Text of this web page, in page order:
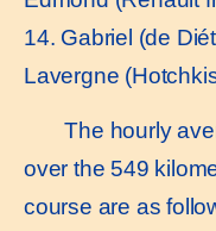
14. Gabriel (de
Lavergne
The hourly
over the 549
course are as